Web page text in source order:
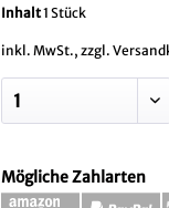
Inhalt1 Stück
inkl. MwSt., zzgl.
Mögliche Zahlarten